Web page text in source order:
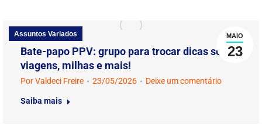
MAIO
23
Assuntos Variados
Bate-papo PPV: grupo para trocar dicas sobre
viagens, milhas e mais!
PorValdeci Freire 23/05/2026 Deixe um comentário
Saiba mais